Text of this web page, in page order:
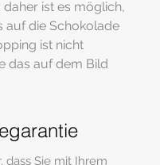
ist es möglich,
auf die Schokolade
ist nicht
das auf dem Bild
dass Sie mit Ihrem